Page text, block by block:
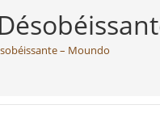
– Moundo